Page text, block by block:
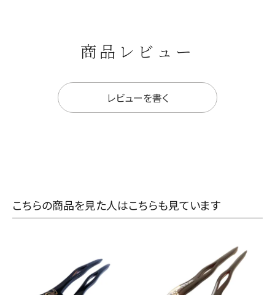
商品レビュー
レビューを書く
こちらの商品を見た人はこちらも見ています